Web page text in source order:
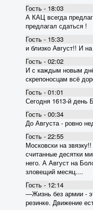
Гость - 18:03
А КАЦ всегда
предлагал сдаться !
Гость - 15:33
и близко Август!! И
Гость - 02:02
И с каждым новым
скрепоносцам всё
Гость - 01:01
Сегодня 1613-й день
Гость - 00:34
До Августа - ровно
Гость - 22:55
Московски на
считанные десятки
него. А Август на
зловещий месяц....
Гость - 12:14
―Жизнь без армии -
резинке. Движение